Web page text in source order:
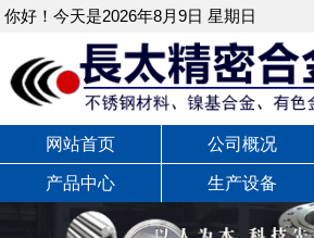
你好！今天是2026年8月9日 星期日
网站首页 公司概况
产品中心 生产设备